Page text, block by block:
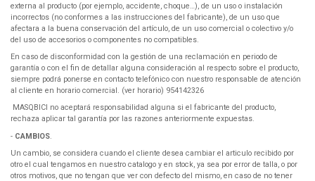
externa al producto (por ejemplo, accidente, choque…), de un uso o instalación
incorrectos (no conformes a las instrucciones del fabricante), de un uso que
afectara a la buena conservación del artículo, de un uso comercial o colectivo y/o
del uso de accesorios o componentes no compatibles.
En caso de disconformidad con la gestión de una reclamación en periodo de
garantía o con el fin de detallar alguna consideración al respecto sobre el producto,
siempre podrá ponerse en contacto telefónico con nuestro responsable de atención
al cliente en horario comercial. (ver horario) 954142326
MASQBICI no aceptará responsabilidad alguna si el fabricante del producto,
rechaza aplicar tal garantía por las razones anteriormente expuestas.
- CAMBIOS
Un cambio, se considera cuando el cliente desea cambiar el articulo recibido por
otro el cual tengamos en nuestro catalogo y en stock, ya sea por error de talla, o por
otros motivos, que no tengan que ver con defecto del mismo, en caso de no tener